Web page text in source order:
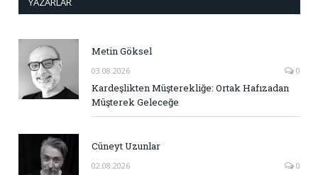
Metin Göksel
03.08.2026 0
Kardeşlikten Müşterekliğe: Ortak Hafızadan
Müşterek Geleceğe
Cüneyt Uzunlar
02.08.2026 0